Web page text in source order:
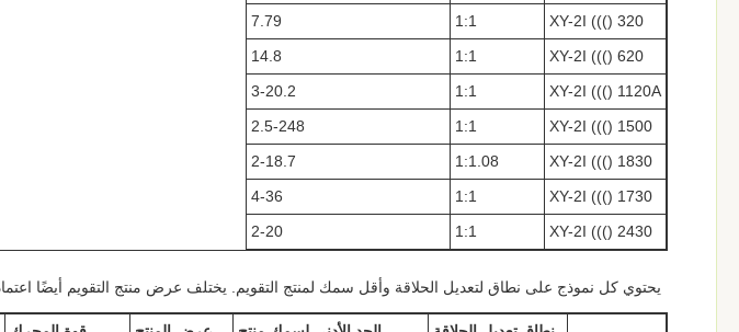
XY-2I ((() 320
1:1
7.79
XY-2I ((() 620
1:1
14.8
XY-2I ((() 1120A
1:1
3-20.2
XY-2I ((() 1500
1:1
2.5-248
XY-2I ((() 1830
1:1.08
2-18.7
XY-2I ((() 1730
1:1
4-36
XY-2I ((() 2430
1:1
2-20
يحتوي كل نموذج على نطاق لتعديل الحلاقة وأقل سمك لمنتج التقويم. يختلف عرض منتج التقويم أيضًا